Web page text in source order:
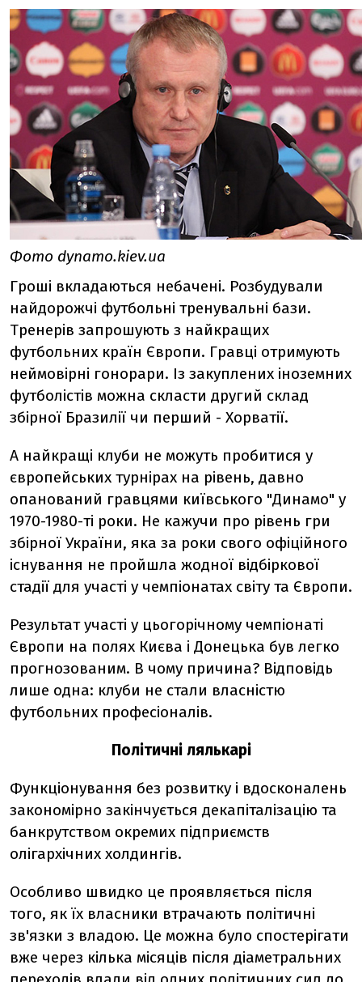
Фото dynamo.kiev.ua
Гроші вкладаються небачені. Розбудували
найдорожчі футбольні тренувальні бази.
Тренерів запрошують з найкращих
футбольних країн Європи. Гравці отримують
неймовірні гонорари. Із закуплених іноземних
футболістів можна скласти другий склад
збірної Бразилії чи перший - Хорватії.
А найкращі клуби не можуть пробитися у
європейських турнірах на рівень, давно
опанований гравцями київського "Динамо" у
1970-1980-ті роки. Не кажучи про рівень гри
збірної України, яка за роки свого офіційного
існування не пройшла жодної відбіркової
стадії для участі у чемпіонатах світу та Європи.
Результат участі у цьогорічному чемпіонаті
Європи на полях Києва і Донецька був легко
прогнозованим. В чому причина? Відповідь
лише одна: клуби не стали власністю
футбольних професіоналів.
Політичні лялькарі
Функціонування без розвитку і вдосконалень
закономірно закінчується декапіталізацію та
банкрутством окремих підприємств
олігархічних холдингів.
Особливо швидко це проявляється після
того, як їх власники втрачають політичні
зв'язки з владою. Це можна було спостерігати
вже через кілька місяців після діаметральних